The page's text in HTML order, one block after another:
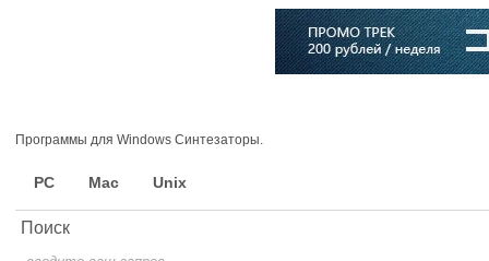
Программы для Windows Синтезаторы.
PC Mac Unix
Поиск